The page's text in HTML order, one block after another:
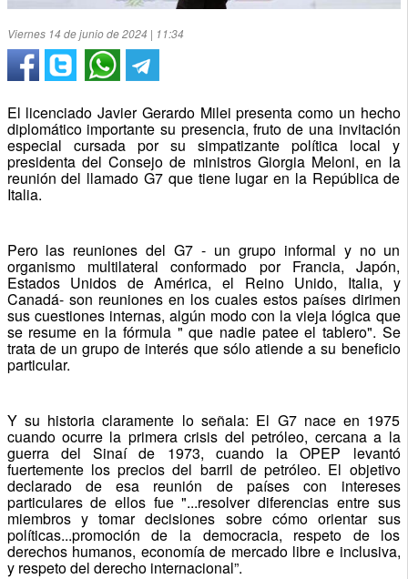
Viernes 14 de junio de 2024 | 11:34
El licenciado Javier Gerardo Milei presenta como un hecho
diplomático importante su presencia, fruto de una invitación
especial cursada por su simpatizante política local y
presidenta del Consejo de ministros Giorgia Meloni, en la
reunión del llamado G7 que tiene lugar en la República de
Italia.
Pero las reuniones del G7 - un grupo informal y no un
organismo multilateral conformado por Francia, Japón,
Estados Unidos de América, el Reino Unido, Italia, y
Canadá- son reuniones en los cuales estos países dirimen
sus cuestiones internas, algún modo con la vieja lógica que
se resume en la fórmula " que nadie patee el tablero". Se
trata de un grupo de interés que sólo atiende a su beneficio
particular.
Y su historia claramente lo señala: El G7 nace en 1975
cuando ocurre la primera crisis del petróleo, cercana a la
guerra del Sinaí de 1973, cuando la OPEP levantó
fuertemente los precios del barril de petróleo. El objetivo
declarado de esa reunión de países con intereses
particulares de ellos fue "...resolver diferencias entre sus
miembros y tomar decisiones sobre cómo orientar sus
políticas...promoción de la democracia, respeto de los
derechos humanos, economía de mercado libre e inclusiva,
y respeto del derecho internacional”.